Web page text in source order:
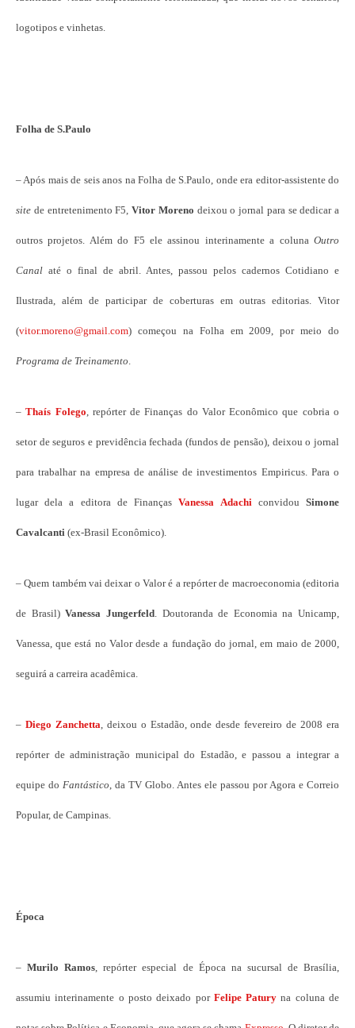
logotipos e vinhetas.
Folha de S.Paulo
– Após mais de seis anos na Folha de S.Paulo, onde era editor-assistente do
site de entretenimento F5, Vitor Moreno deixou o jornal para se dedicar a
outros projetos. Além do F5 ele assinou interinamente a coluna Outro
Canal até o final de abril. Antes, passou pelos cadernos Cotidiano e
Ilustrada, além de participar de coberturas em outras editorias. Vitor
(vitor.moreno@gmail.com) começou na Folha em 2009, por meio do
Programa de Treinamento
–Thaís Folego , repórter de Finanças do Valor Econômico que cobria o
setor de seguros e previdência fechada (fundos de pensão), deixou o jornal
para trabalhar na empresa de análise de investimentos Empiricus. Para o
lugar dela a editora de FinançasVanessa Adachi convidouSimone
Cavalcanti (ex-Brasil Econômico).
– Quem também vai deixar o Valor é a repórter de macroeconomia (editoria
de Brasil)Vanessa Jungerfeld. Doutoranda de Economia na Unicamp,
Vanessa, que está no Valor desde a fundação do jornal, em maio de 2000,
seguirá a carreira acadêmica.
– Diego Zanchetta , deixou o Estadão, onde desde fevereiro de 2008 era
repórter de administração municipal do Estadão, e passou a integrar a
equipe do Fantástico , da TV Globo. Antes ele passou por Agora e Correio
Popular, de Campinas.
Época
–Murilo Ramos , repórter especial de Época na sucursal de Brasília,
assumiu interinamente o posto deixado por Felipe Patury na coluna de